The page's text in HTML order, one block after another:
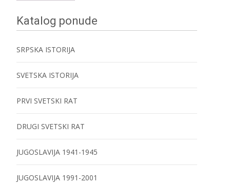
Katalog ponude
SRPSKA ISTORIJA
SVETSKA ISTORIJA
PRVI SVETSKI RAT
DRUGI SVETSKI RAT
JUGOSLAVIJA 1941-1945
JUGOSLAVIJA 1991-2001